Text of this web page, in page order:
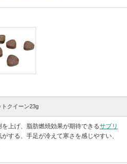
トクイーン23g
上げ、脂肪燃焼効果が期待できるサプリ
する、手足が冷えて寒さを感じやすい、